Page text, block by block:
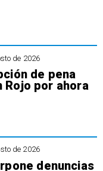
de 2026
de pena
Rojo por ahora
de 2026
denuncias